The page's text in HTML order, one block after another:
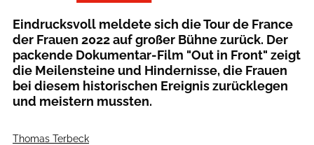
Eindrucksvoll meldete sich die Tour de France
der Frauen 2022 auf großer Bühne zurück. Der
packende Dokumentar-Film "Out in Front" zeigt
die Meilensteine und Hindernisse, die Frauen
bei diesem historischen Ereignis zurücklegen
und meistern mussten.
Thomas Terbeck